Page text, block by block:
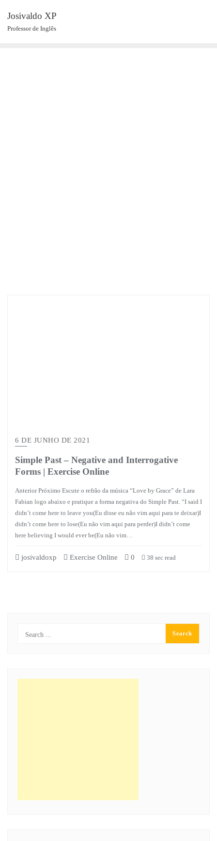
content
Josivaldo XP
Professor de Inglês
6 DE JUNHO DE 2021
Simple Past – Negative and Interrogative
Forms | Exercise Online
Anterior Próximo Escute o refrão da música “Love by Grace” de Lara
Fabian logo abaixo e pratique a forma negativa do Simple Past. “I said I
didn’t come here to leave you(Eu disse eu não vim aqui para te deixar)I
didn’t come here to lose(Eu não vim aqui para perder)I didn’t come
here believing I would ever be(Eu não vim…
josivaldoxp Exercise Online 0 38 sec read